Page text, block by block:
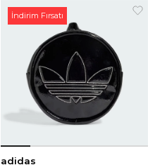
adidas
İndirim Fırsatı